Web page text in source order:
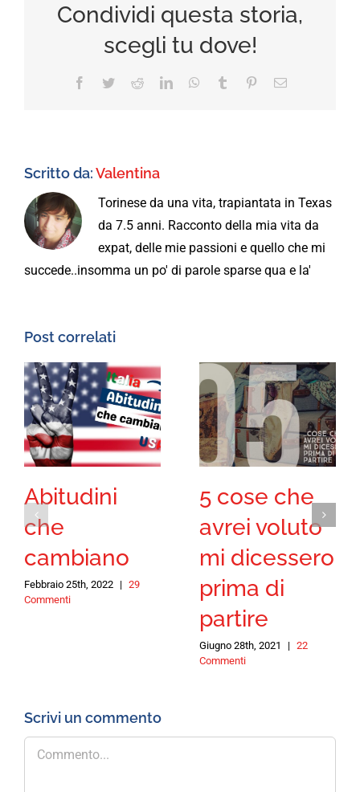
Condividi questa storia,
scegli tu dove!
Facebook
TwitterRedditLinkedInWhatsApp
Tumblr PinterestEmail
Scritto da:Valentina
Torinese da una vita, trapiantata in Texas
da 7.5 anni. Racconto della mia vita da
expat, delle mie passioni e quello che mi
succede..insomma un po' di parole sparse qua e la'
Post correlati
Abitudini
che
cambiano
Febbraio 25th, 2022 | 29
Commenti
5 cose che
avrei voluto
mi dicessero
prima di
partire
Giugno 28th, 2021 | 22
Commenti
Scrivi un commento
Commento